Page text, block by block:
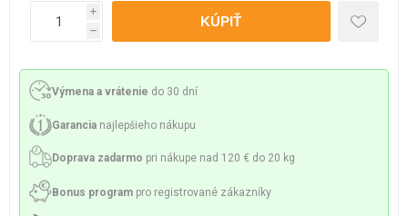
i
h
Výmena a vrátenie do 30 dní
Garancia najlepšieho nákupu
Doprava zadarmo pri nákupe nad 120 € do 20 kg
Bonus program pro registrované zákazníky